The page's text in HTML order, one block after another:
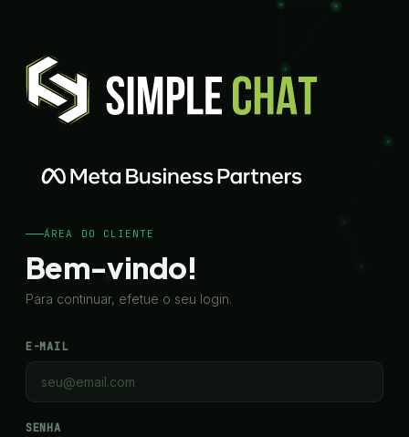
ÁREA DO CLIENTE
Bem-vindo!
Para continuar, efetue o seu login.
E-MAIL
SENHA